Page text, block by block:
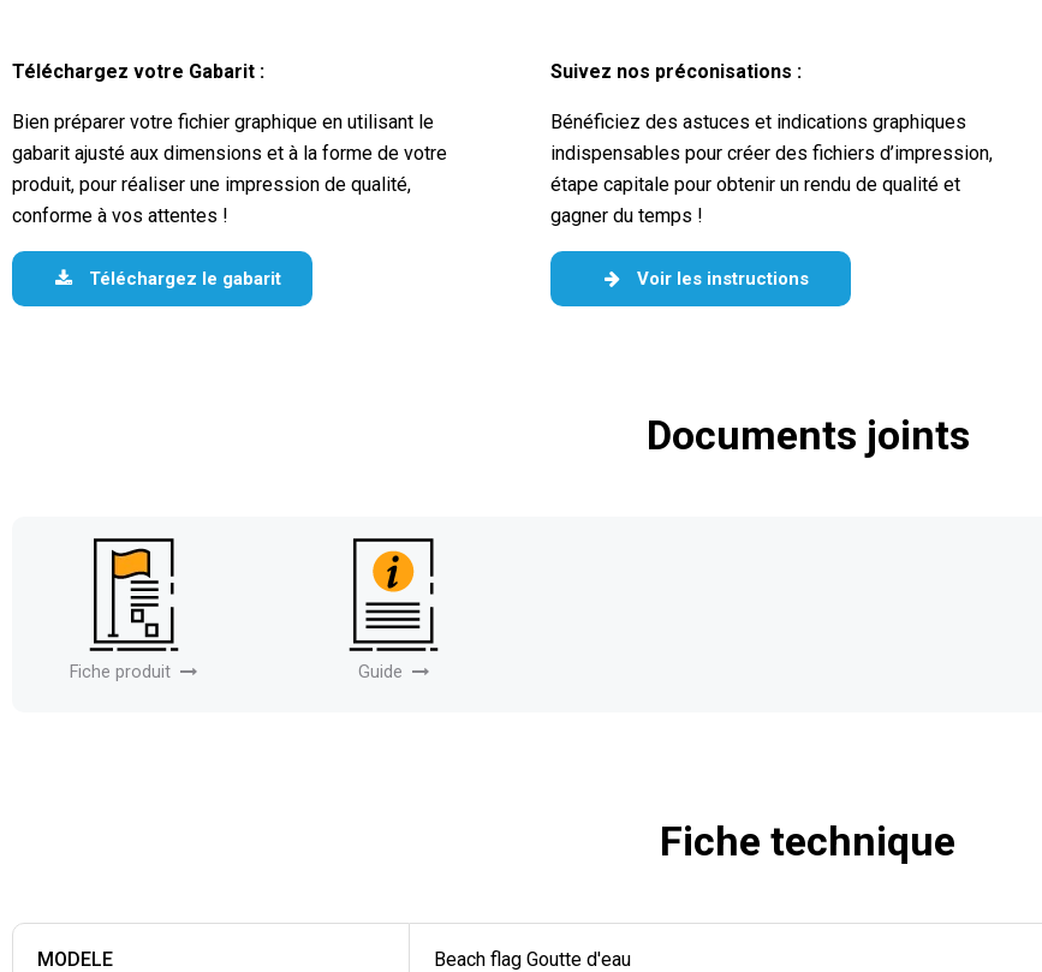
Téléchargez votre Gabarit :
Bien préparer votre fichier graphique en utilisant le
gabarit ajusté aux dimensions et à la forme de votre
produit, pour réaliser une impression de qualité,
conforme à vos attentes !
Téléchargez le gabarit
Suivez nos préconisations :
Bénéficiez des astuces et indications graphiques
indispensables pour créer des fichiers d’impression,
étape capitale pour obtenir un rendu de qualité et
gagner du temps !
Voir les instructions
Documents joints
Fiche produit Guide
Fiche technique
MODELE Beach flag Goutte d'eau